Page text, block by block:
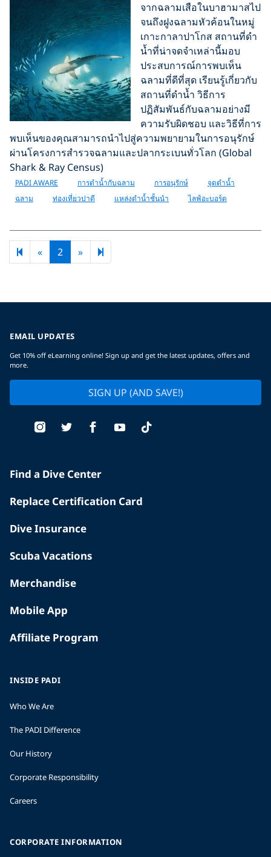
จากฉลามเสือในบาฮามาสไป
จนถึงฝูงฉลามหัวค้อนในหมู่
เกาะกาลาปาโกส สถานที่ดำ
น้ำที่น่าจดจำเหล่านี้มอบ
ประสบการณ์การพบเห็น
ฉลามที่ดีที่สุด เรียนรู้เกี่ยวกับ
สถานที่ดำน้ำ วิธีการ
ปฏิสัมพันธ์กับฉลามอย่างมี
ความรับผิดชอบ และวิธีที่การ
พบเห็นของคุณสามารถนำไปสู่ความพยายามในการอนุรักษ์
ผ่านโครงการสำรวจฉลามและปลากระเบนทั่วโลก (Global
Shark & ​​Ray Census)
PADI AWARE การดำน้ำกับฉลาม การอนุรักษ์
จุดดำน้ำ
ฉลาม
ท่องเที่ยวปาดี แหล่งดำน้ำชั้นนำ ไลฟ์อะบอร์ด
«Previous page
2 »Next page
3
EMAIL UPDATES
Get 10% off eLearning online! Sign up and get the latest updates, offers and
more.
SIGN UP (AND SAVE!)
Find a Dive Center
Replace Certification Card
Dive Insurance
Scuba Vacations
Merchandise
Mobile App
Affiliate Program
INSIDE PADI
Who We Are
The PADI Difference
Our History
Corporate Responsibility
Careers
CORPORATE INFORMATION